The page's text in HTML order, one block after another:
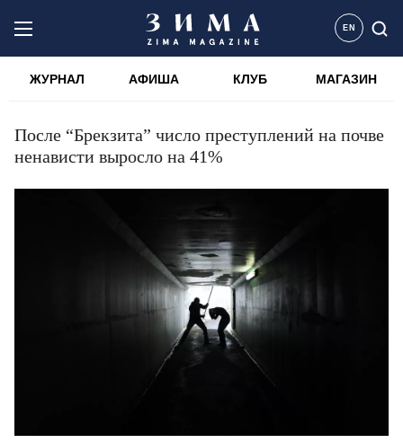
EN
ЖУРНАЛ АФИША КЛУБ МАГАЗИН
После “Брекзита” число преступлений на почве
ненависти выросло на 41%